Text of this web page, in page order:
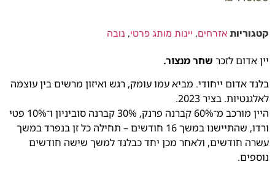
קטגוריות אזרחים, יינות מותג פרטי, נובה
יין אדום לזכר שחר מנצור.
בלנד אדום ייחודי. מביא עמו עומק, רגש ואיזון מרשים בין עוצמה
לאלגנטיות. בציר 2023.
היין מורכב מ־60% קברנה פרנק, 30% קברנה סוביניון ו־10% פטי
ורדו, שהתיישנו במשך 16 חודשים – תחילה כל זן בנפרד במשך
עשרה חודשים, ולאחר מכן יחד כבלנד למשך שישה חודשים
נוספים.